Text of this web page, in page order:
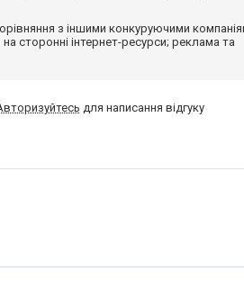
з іншими конкуруючими
сторонні інтернет-ресурси; реклама та
для написання відгуку